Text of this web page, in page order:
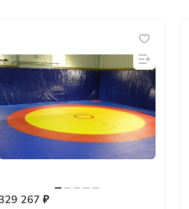
267 ₽